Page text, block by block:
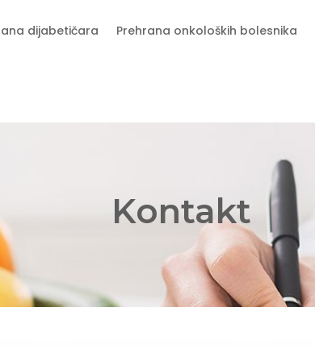
dijabetičara Prehrana onkoloških bolesnika
Kontakt